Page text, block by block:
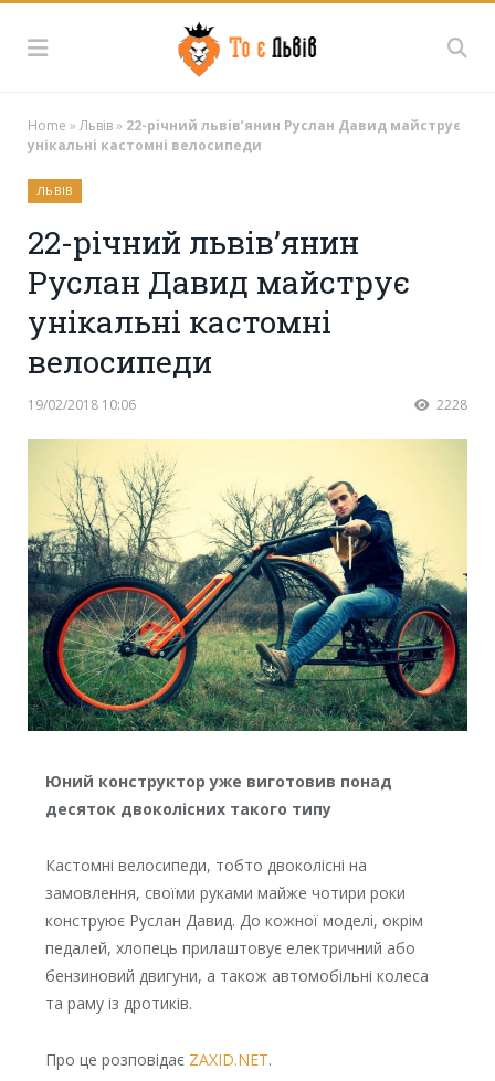
Home »Львів» 22-річний львів’янин Руслан Давид майструє
унікальні кастомні велосипеди
ЛЬВІВ
22-річний львів’янин
Руслан Давид майструє
унікальні кастомні
велосипеди
19/02/2018 10:06 2228
Юний конструктор уже виготовив понад
десяток двоколісних такого типу
Кастомні велосипеди, тобто двоколісні на
замовлення, своїми руками майже чотири роки
конструює Руслан Давид. До кожної моделі, окрім
педалей, хлопець прилаштовує електричний або
бензиновий двигуни, а також автомобільні колеса
та раму із дротиків.
Про це розповідає ZAXID.NET.